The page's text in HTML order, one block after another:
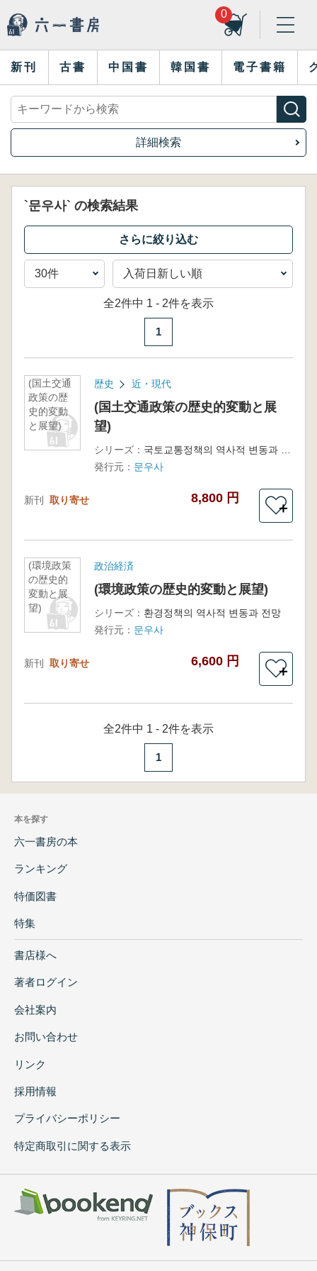
0
新刊 古書 中国書 韓国書 電子書籍
詳細検索
`문우사` の検索結果
全2件中 1 - 2件を表示
1
(国土交通
政策の歴
史的変動
と展望)
歴史 近・現代
(国土交通政策の歴史的変動と展
望)
シリーズ：
発行元： 문우사
新刊 取り寄せ 8,800 円
＋
(環境政策
の歴史的
変動と展
望)
政治経済
(環境政策の歴史的変動と展望)
シリーズ： 환경정책의 역사적 변동과 전망
発行元： 문우사
新刊 取り寄せ 6,600 円
＋
全2件中 1 - 2件を表示
1
本を探す
六一書房の本
ランキング
特価図書
特集
書店様へ
著者ログイン
会社案内
お問い合わせ
リンク
採用情報
プライバシーポリシー
特定商取引に関する表示